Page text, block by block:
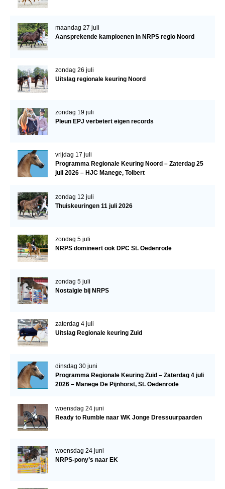
Verrichtingsonderzoek 2021-2022
Sport
Inloggen
CONTACT
REGIO'S
Regio Noord
Regio Midden
Regio West
Regio Zuid
Bestuur Regio Zuid
KALENDER
Evenementen
ACCOUNT AANMAKEN
maandag 27 juli
Aansprekende kampioenen in NRPS regio Noord
zondag 26 juli
Uitslag regionale keuring Noord
zondag 19 juli
Pleun EPJ verbetert eigen records
vrijdag 17 juli
Programma Regionale Keuring Noord – Zaterdag 25
juli 2026 – HJC Manege, Tolbert
zondag 12 juli
Thuiskeuringen 11 juli 2026
zondag 5 juli
NRPS domineert ook DPC St. Oedenrode
zondag 5 juli
Nostalgie bij NRPS
zaterdag 4 juli
Uitslag Regionale keuring Zuid
dinsdag 30 juni
Programma Regionale Keuring Zuid – Zaterdag 4 juli
2026 – Manege De Pijnhorst, St. Oedenrode
woensdag 24 juni
Ready to Rumble naar WK Jonge Dressuurpaarden
woensdag 24 juni
NRPS-pony’s naar EK